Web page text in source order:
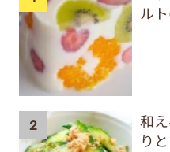
ル
和
り